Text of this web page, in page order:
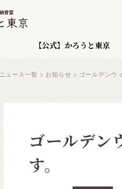
【公式】かろうと東京
ニュース一覧 > お知らせ > ゴールデンウ
ゴールデン
す。